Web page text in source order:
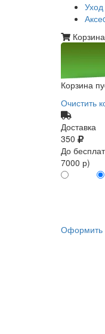
Корзина
Очистить
Доставка
350
До
7000 р)
Оформить